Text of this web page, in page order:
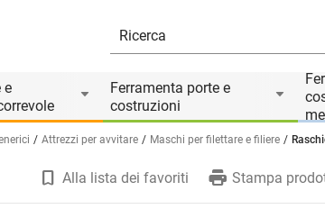
e
Ferramenta porte e
costruzioni
Attrezzi per avvitare Maschi per filettare e filiere
Alla lista dei favoriti Stampa